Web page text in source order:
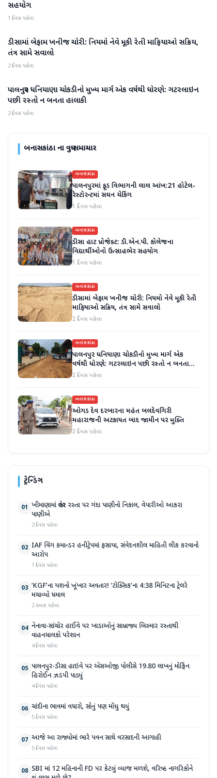
સહયોગ
1 દિવસ પહેલા
બનાસકાંઠા
ડીસામાં બેફામ ખનીજ ચોરી: નિયમો નેવે મૂકી રેતી માફિયાઓ સક્રિય,
તંત્ર સામે સવાલો
2 દિવસ પહેલા
બનાસકાંઠા
પાલનપુર ધનિયાણા ચોકડીનો મુખ્ય માર્ગ એક વર્ષથી ધોરણે: ગટરલાઇન
પછી રસ્તો ન બનતા હાલાકી
2 દિવસ પહેલા
બનાસકાંઠાના વધુ સમાચાર
બનાસકાંઠા
પાલનપુરમાં ફૂડ વિભાગની લાલ આંખ:21 હોટેલ-
રેસ્ટોરન્ટમાં સઘન ચેકિંગ
1 દિવસ પહેલા
બનાસકાંઠા
ડીસા હાટ પ્રોજેક્ટ: ડી.એન.પી. કોલેજના
વિદ્યાર્થીઓનો ઉત્સાહભેર સહયોગ
1 દિવસ પહેલા
બનાસકાંઠા
ડીસામાં બેફામ ખનીજ ચોરી: નિયમો નેવે મૂકી રેતી
માફિયાઓ સક્રિય, તંત્ર સામે સવાલો
2 દિવસ પહેલા
બનાસકાંઠા
પાલનપુર ધનિયાણા ચોકડીનો મુખ્ય માર્ગ એક
વર્ષથી ધોરણે: ગટરલાઇન પછી રસ્તો ન બનતા
હાલાકી
2 દિવસ પહેલા
બનાસકાંઠા
ઓગડ દેવ દરબારના મહંત બલદેવગિરી
મહારાજની અટકાયત બાદ જામીન પર મુક્તિ
2 દિવસ પહેલા
ટ્રેન્ડિંગ
01 ખીમાણામાં જાહેર રસ્તા પર ગંદા પાણીનો નિકાલ, વેપારીઓ આકરા
પાણીએ
2 દિવસ પહેલા
02 IAF વિંગ કમાન્ડર હનીટ્રેપમાં ફસાયા, સંવેદનશીલ માહિતી લીક કરવાનો
આરોપ
1 દિવસ પહેલા
03 ‘KGF’ના યશનો ખૂંખાર અવતાર! ‘ટોક્સિક’ના 4:38 મિનિટના ટ્રેલરે
મચાવ્યો ધમાલ
2 કલાક પહેલા
04 નેનાવા-સાંચોર હાઈવે પર ખાડાઓનું સામ્રાજ્ય બિસ્માર રસ્તાથી
વાહનચાલકો પરેશાન
4 દિવસ પહેલા
05 પાલનપુર-ડીસા હાઇવે પર એસઓજી પોલીસે 19.80 લાખનું મોર્ફિન
હિરોઈન ઝડપી પાડ્યું
4 દિવસ પહેલા
06 ચાંદીના ભાવમાં વધારો, સોનું પણ મોંઘુ થયું
5 દિવસ પહેલા
07 આજે આ રાજ્યોમાં ભારે પવન સાથે વરસાદની આગાહી
5 દિવસ પહેલા
08 SBI માં 12 મહિનાની FD પર કેટલું વ્યાજ મળશે, વરિષ્ઠ નાગરિકોને